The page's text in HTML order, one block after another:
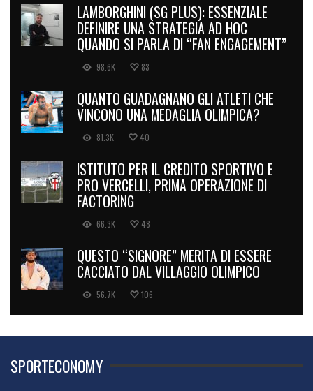
LAMBORGHINI (SG PLUS): ESSENZIALE
DEFINIRE UNA STRATEGIA AD HOC
QUANDO SI PARLA DI “FAN ENGAGEMENT”
98.6K 83
QUANTO GUADAGNANO GLI ATLETI CHE
VINCONO UNA MEDAGLIA OLIMPICA?
81.3K 40
ISTITUTO PER IL CREDITO SPORTIVO E
PRO VERCELLI, PRIMA OPERAZIONE DI
FACTORING
66.3K 48
QUESTO “SIGNORE” MERITA DI ESSERE
CACCIATO DAL VILLAGGIO OLIMPICO
56.7K 106
SPORTECONOMY